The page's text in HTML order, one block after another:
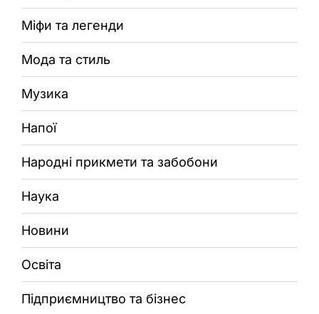
Міфи та легенди
Мода та стиль
Музика
Напої
Народні прикмети та забобони
Наука
Новини
Освіта
Підприємництво та бізнес